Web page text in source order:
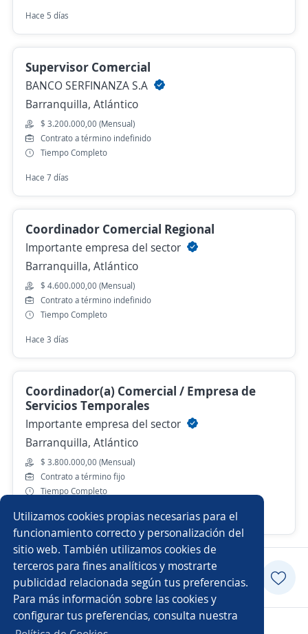
Utilizamos cookies propias necesarias para el
funcionamiento correcto y personalización del
sitio web. También utilizamos cookies de
terceros para fines analíticos y mostrarte
publicidad relacionada según tus preferencias.
Para más información sobre las cookies y
configurar tus preferencias, consulta nuestra
Hace 5 días
Supervisor Comercial
BANCO SERFINANZA S.A
Barranquilla, Atlántico
$ 3.200.000,00 (Mensual)
Contrato a término indefinido
Tiempo Completo
Hace 7 días
Coordinador Comercial Regional
Importante empresa del sector
Barranquilla, Atlántico
$ 4.600.000,00 (Mensual)
Contrato a término indefinido
Tiempo Completo
Hace 3 días
Coordinador(a) Comercial / Empresa de
Servicios Temporales
Importante empresa del sector
Barranquilla, Atlántico
$ 3.800.000,00 (Mensual)
Contrato a término fijo
Tiempo Completo
Ayer
Aplicar
Copyright 2014 - 2026 DGNET LTD.